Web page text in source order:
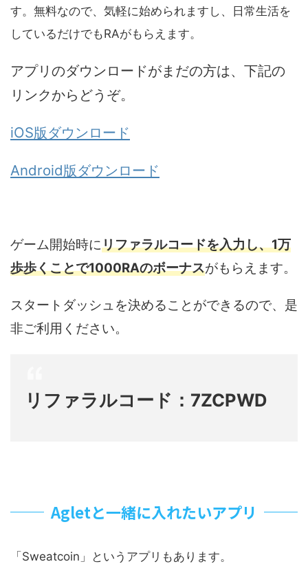
す。無料なので、気軽に始められますし、日常生活を
しているだけでもRAがもらえます。
アプリのダウンロードがまだの方は、下記の
リンクからどうぞ。
iOS版ダウンロード
Android版ダウンロード
ゲーム開始時にリファラルコードを入力し、1万
歩歩くことで1000RAのボーナスがもらえます。
スタートダッシュを決めることができるので、是
非ご利用ください。
リファラルコード：7ZCPWD
Agletと一緒に入れたいアプリ
「Sweatcoin」というアプリもあります。